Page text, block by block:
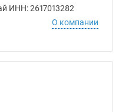
ИНН: 2617013282
О компании